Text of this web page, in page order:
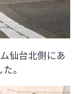
仙台北側にあ
。